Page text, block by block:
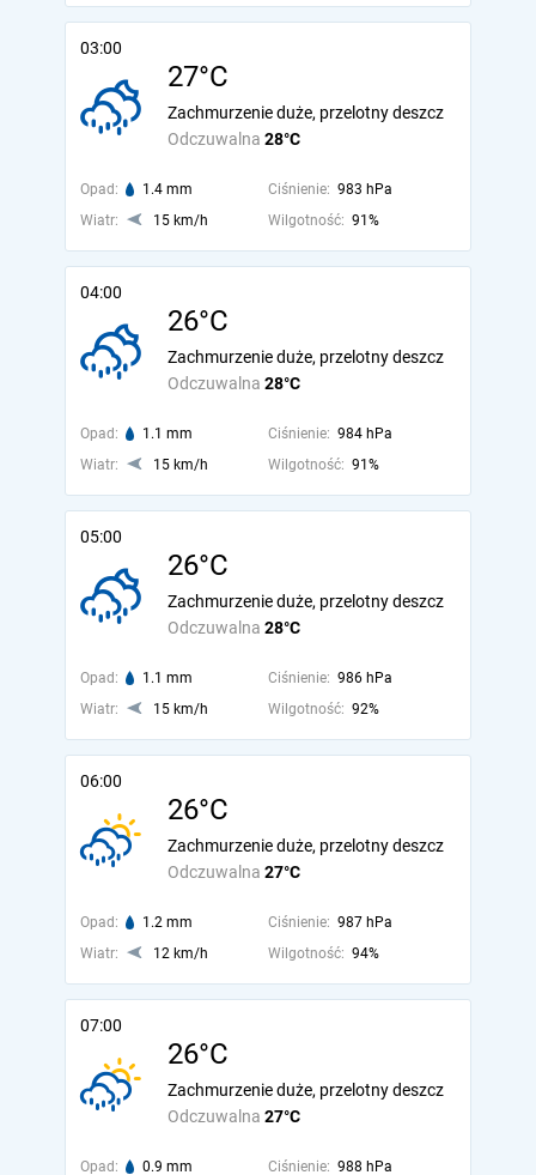
03:00
27°C
Odczuwalna 28°C
Zachmurzenie duże, przelotny deszcz
Opad: 1.4 mm Ciśnienie: 983 hPa
Wiatr:
15 km/h Wilgotność: 91%
04:00
26°C
Odczuwalna 28°C
Zachmurzenie duże, przelotny deszcz
Opad: 1.1 mm Ciśnienie: 984 hPa
Wiatr:
15 km/h Wilgotność: 91%
05:00
26°C
Odczuwalna 28°C
Zachmurzenie duże, przelotny deszcz
Opad: 1.1 mm Ciśnienie: 986 hPa
Wiatr:
15 km/h Wilgotność: 92%
06:00
26°C
Odczuwalna 27°C
Zachmurzenie duże, przelotny deszcz
Opad: 1.2 mm Ciśnienie: 987 hPa
Wiatr:
12 km/h Wilgotność: 94%
07:00
26°C
Odczuwalna 27°C
Zachmurzenie duże, przelotny deszcz
Opad: 0.9 mm Ciśnienie: 988 hPa